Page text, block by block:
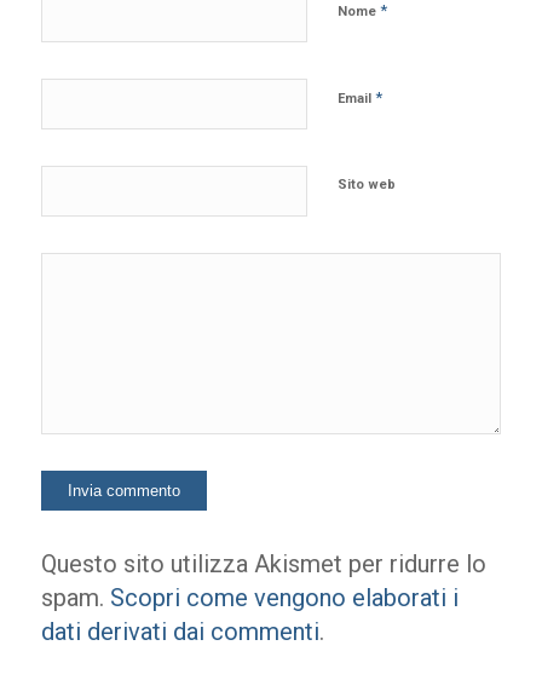
Nome *
Email *
Sito web
Questo sito utilizza Akismet per ridurre lo
spam. Scopri come vengono elaborati i
dati derivati dai commenti.